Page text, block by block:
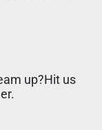
up?Hit us